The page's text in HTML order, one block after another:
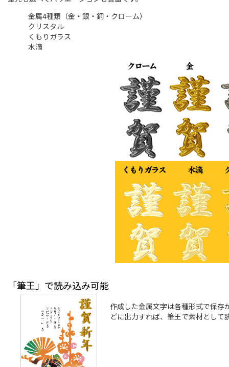
金属4種類（金・銀・銅・クローム）
クリスタル
くもりガラス
水滴
「筆王」で読み込み可能
作成した金属文字は各種形式で保
どに出力すれば、筆王で素材として